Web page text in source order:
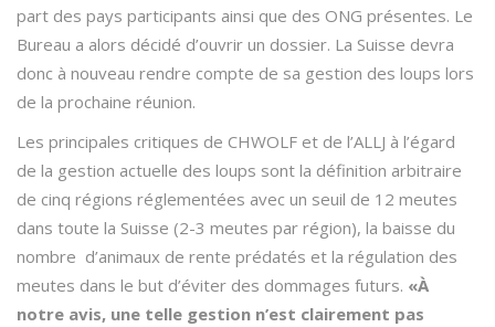
part des pays participants ainsi que des ONG présentes. Le
Bureau a alors décidé d’ouvrir un dossier. La Suisse devra
donc à nouveau rendre compte de sa gestion des loups lors
de la prochaine réunion.
Les principales critiques de CHWOLF et de l’ALLJ à l’égard
de la gestion actuelle des loups sont la définition arbitraire
de cinq régions réglementées avec un seuil de 12 meutes
dans toute la Suisse (2-3 meutes par région), la baisse du
nombre d’animaux de rente prédatés et la régulation des
meutes dans le but d’éviter des dommages futurs. «À
notre avis, une telle gestion n’est clairement pas